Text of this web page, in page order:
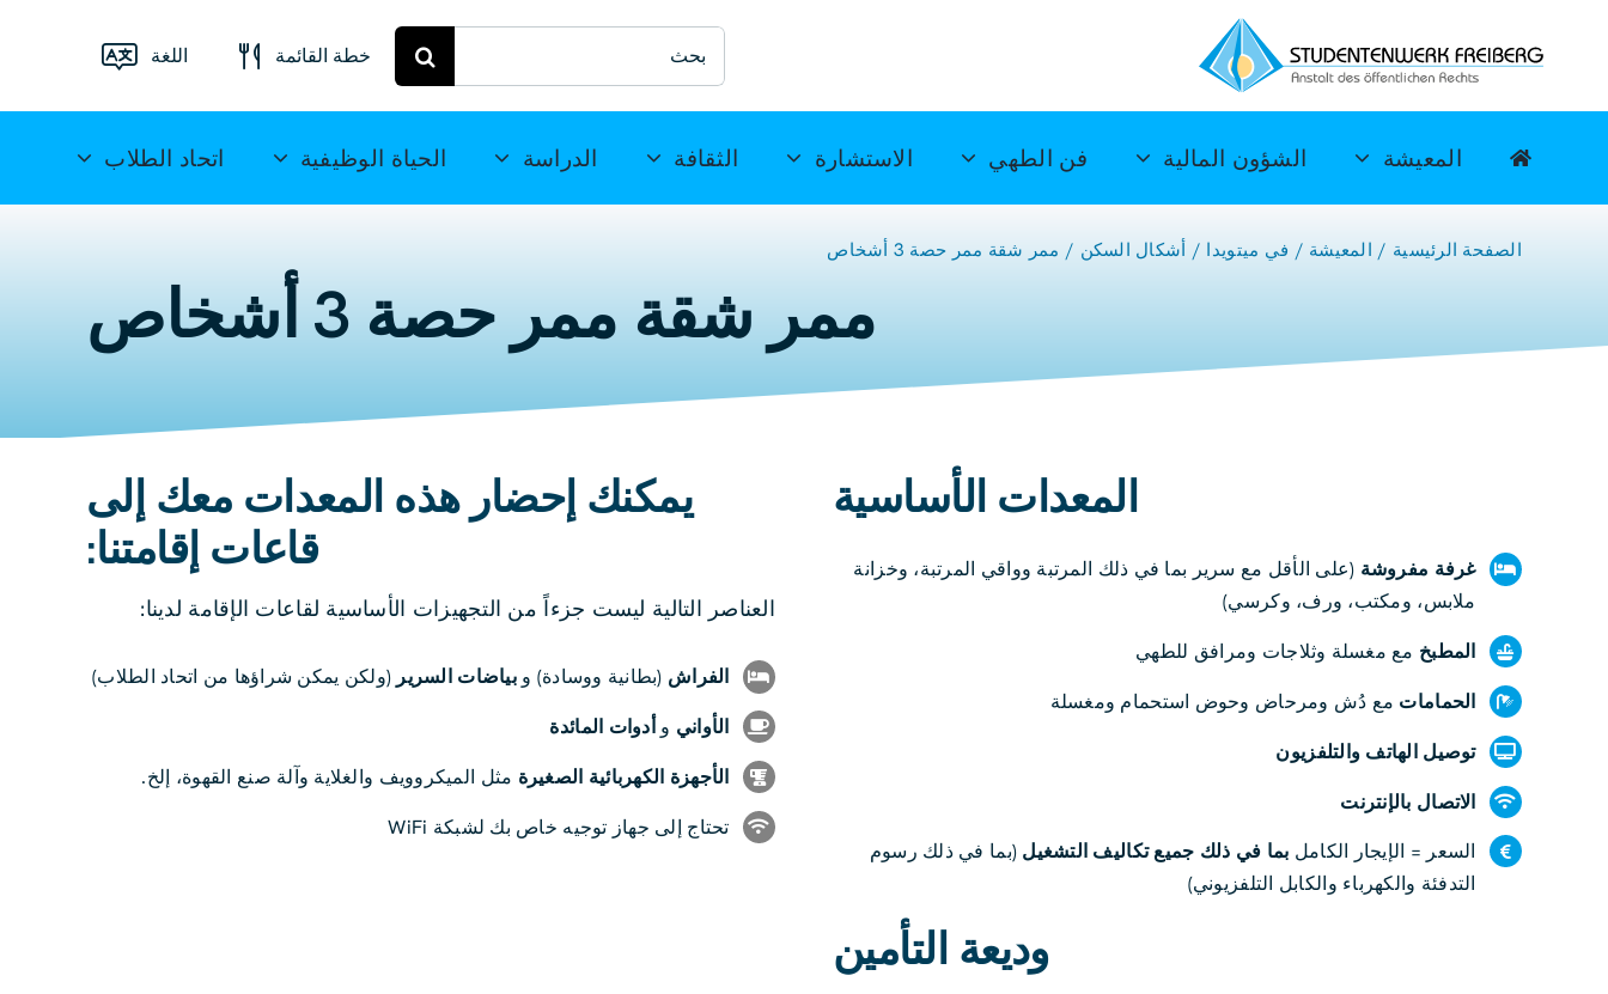
ابحث
عن:
خطة القائمة
قائمة الطعام
ميتويدا
اللغة
English
العربية
المعيشة الشؤون المالية فن الطهي الاستشارة الثقافة الدراسة الحياة الوظيفية اتحاد الطلاب
الصفحة الرئيسية المعيشة في ميتويدا أشكال السكن ممر شقة ممر حصة 3 أشخاص
ممر شقة ممر حصة 3 أشخاص
المعدات الأساسية
غرفة مفروشة (على الأقل مع سرير بما في ذلك المرتبة وواقي المرتبة، وخزانة
ملابس، ومكتب، ورف، وكرسي)
المطبخ مع مغسلة وثلاجات ومرافق للطهي
الحمامات مع دُش ومرحاض وحوض استحمام ومغسلة
توصيل الهاتف والتلفزيون
الاتصال بالإنترنت
السعر = الإيجار الكامل بما في ذلك جميع تكاليف التشغيل (بما في ذلك رسوم
التدفئة والكهرباء والكابل التلفزيوني)
وديعة التأمين
يمكنك إحضار هذه المعدات معك إلى
قاعات إقامتنا:
العناصر التالية ليست جزءاً من التجهيزات الأساسية لقاعات الإقامة لدينا:
الفراش (بطانية ووسادة) وبياضات السرير (ولكن يمكن شراؤها من اتحاد الطلاب)
الأواني و أدوات المائدة
الأجهزة الكهربائية الصغيرة مثل الميكروويف والغلاية وآلة صنع القهوة، إلخ.
تحتاج إلى جهاز توجيه خاص بك لشبكة WiFi